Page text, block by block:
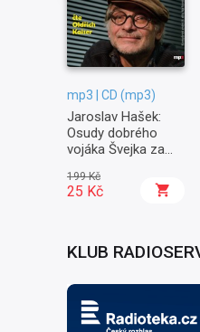
mp3 | CD (mp3)
Jaroslav Hašek:
Osudy dobrého
vojáka Švejka za
Na frontě
199 Kč
25 Kč
KLUB